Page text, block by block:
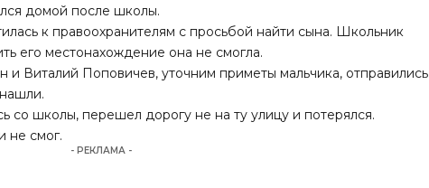
домой после школы.
к правоохранителям с просьбой найти сына. Школьник
его местонахождение она не смогла.
Виталий Поповичев, уточним приметы мальчика, отправились
со школы, перешел дорогу не на ту улицу и потерялся.
не смог.
- РЕКЛАМА -